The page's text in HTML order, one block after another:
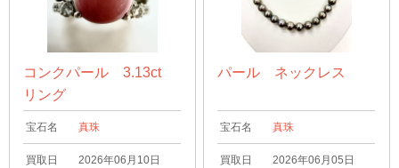
コンクパール 3.13ct
リング
宝石名 真珠
買取日 2026年06月10日
パール ネックレス
宝石名 真珠
買取日 2026年06月05日